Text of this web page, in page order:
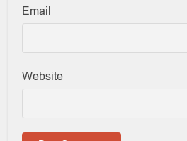
Email
Website